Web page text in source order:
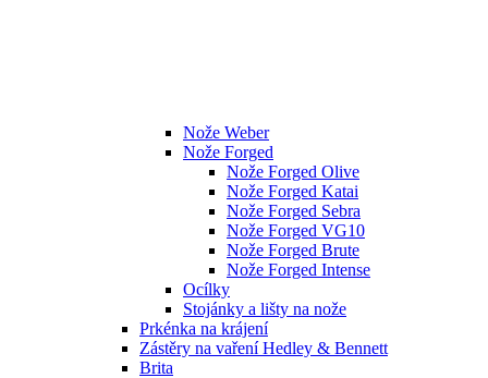
Nože Weber
Nože Forged
Nože Forged Olive
Nože Forged Katai
Nože Forged Sebra
Nože Forged VG10
Nože Forged Brute
Nože Forged Intense
Ocílky
Stojánky a lišty na nože
Prkénka na krájení
Zástěry na vaření Hedley & Bennett
Brita